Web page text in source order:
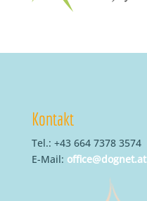
Kontakt
Tel.: +43 664 7378 3574
E-Mail: office@dognet.at